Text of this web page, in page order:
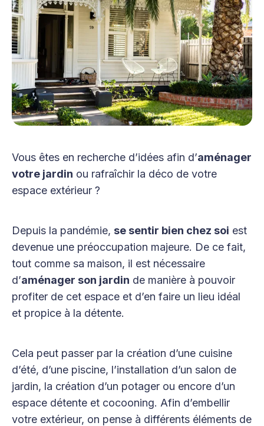
Vous êtes en recherche d’idées afin d’aménager
votre jardin ou rafraîchir la déco de votre
espace extérieur ?
Depuis la pandémie, se sentir bien chez soi est
devenue une préoccupation majeure. De ce fait,
tout comme sa maison, il est nécessaire
d’aménager son jardin de manière à pouvoir
profiter de cet espace et d’en faire un lieu idéal
et propice à la détente.
Cela peut passer par la création d’une cuisine
d’été, d’une piscine, l’installation d’un salon de
jardin, la création d’un potager ou encore d’un
espace détente et cocooning. Afin d’embellir
votre extérieur, on pense à différents éléments de